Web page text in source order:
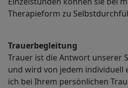
Therapieform zu
Trauerbegleitung
Trauer ist die Antwort unserer
und wird von jedem individuell
ich bei Ihrem persönlichen